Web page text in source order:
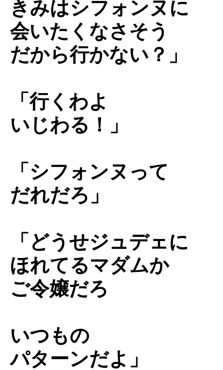
きみはシフォンヌに
会いたくなさそう
だから行かない？」
「行くわよ
いじわる！」
「シフォンヌって
だれだろ」
「どうせジュデェに
ほれてるマダムか
ご令嬢だろ
いつもの
パターンだよ」